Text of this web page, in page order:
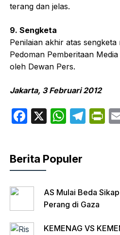
terang dan jelas.
9. Sengketa
Penilaian akhir atas
Pedoman Pemberitaan
oleh Dewan Pers.
Jakarta, 3 Februari 2012
F
e
o
k
X
W
s
p
p
T
m
P
n
y
Berita Populer
AS Mulai Beda
Perang di Gaza
KEMENAG VS